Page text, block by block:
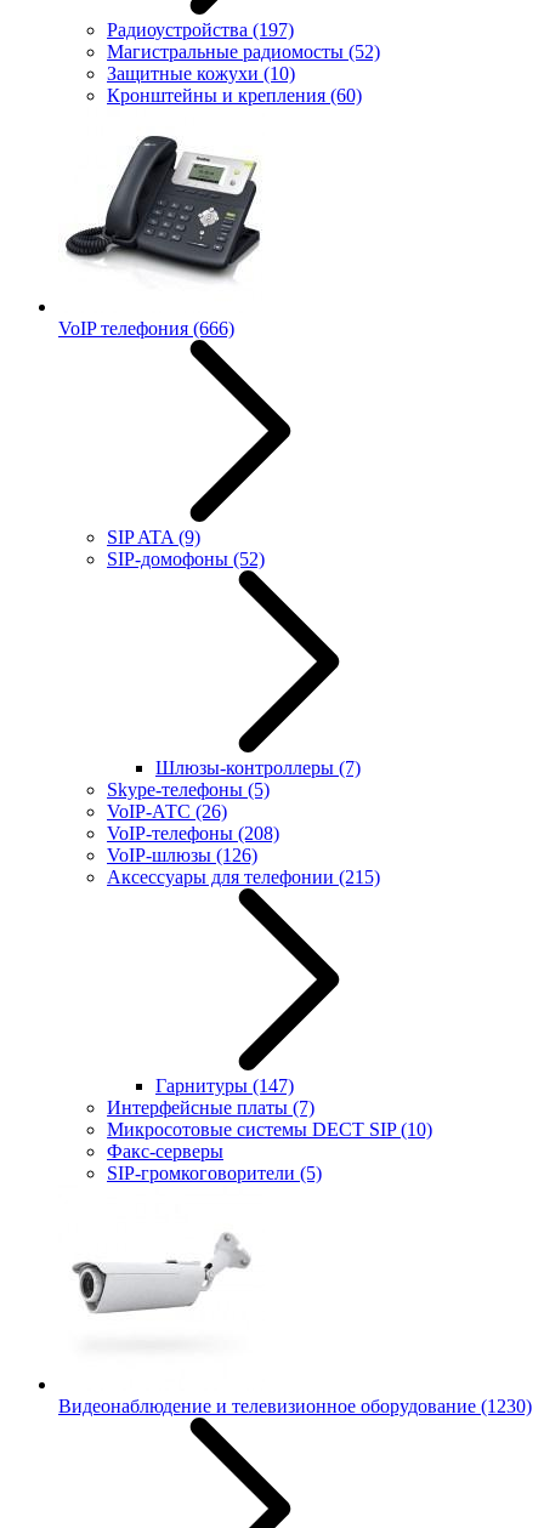
Радиоустройства (197)
Магистральные радиомосты (52)
Защитные кожухи (10)
Кронштейны и крепления (60)
VoIP телефония (666)
SIP ATA (9)
SIP-домофоны (52)
Шлюзы-контроллеры (7)
Skype-телефоны (5)
VoIP-АТС (26)
VoIP-телефоны (208)
VoIP-шлюзы (126)
Аксессуары для телефонии (215)
Гарнитуры (147)
Интерфейсные платы (7)
Микросотовые системы DECT SIP(10)
Факс-серверы
SIP-громкоговорители (5)
Видеонаблюдение и телевизионное оборудование (1230)